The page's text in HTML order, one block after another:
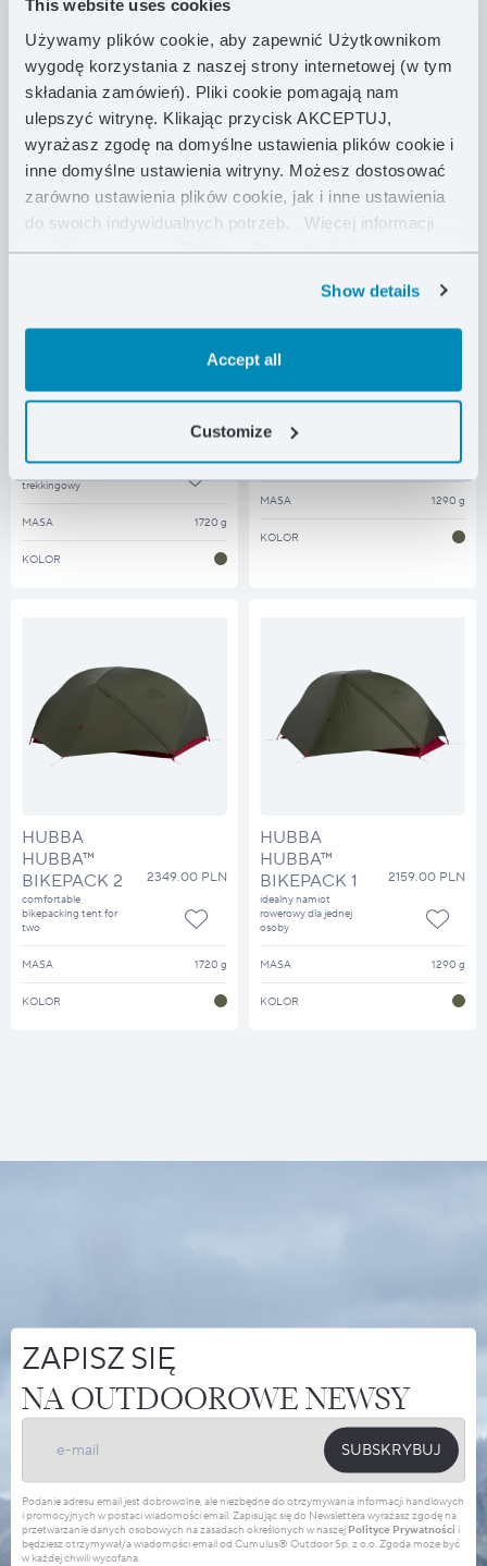
This website uses cookies
Używamy plików cookie, aby zapewnić Użytkownikom
wygodę korzystania z naszej strony internetowej (w tym
składania zamówień). Pliki cookie pomagają nam
ulepszyć witrynę. Klikając przycisk AKCEPTUJ,
wyrażasz zgodę na domyślne ustawienia plików cookie i
inne domyślne ustawienia witryny. Możesz dostosować
zarówno ustawienia plików cookie, jak i inne ustawienia
do swoich indywidualnych potrzeb.
Więcej informacji
znajdziesz w naszejPolityce Prywatności .
Show details
Accept all
Customize
2099.00 PLN
ultralekki namiot dla
jednej osoby
MASA 1060 g
KOLOR
ultralekki namiot dla
jednej osoby
MASA
2059.00 PLN
HUBBA
trekkingowy
MASA 1720 g
KOLOR
HUBBA™
NX
namiot trekkingowy
MASA 1290 g
KOLOR
2349.00 PLN
HUBBA
HUBBA™
BIKEPACK 2
comfortable
bikepacking tent for
two
MASA 1720 g
KOLOR
2159.00 PLN
HUBBA
HUBBA™
BIKEPACK 1
idealny namiot
rowerowy dla jednej
osoby
MASA 1290 g
KOLOR
ZAPISZ SIĘ
NA OUTDOOROWE NEWSY
SUBSKRYBUJ
Podanie adresu email jest dobrowolne, ale niezbędne do otrzymywania informacji handlowych
i promocyjnych w postaci wiadomości email. Zapisując się do Newslettera wyrażasz zgodę na
przetwarzanie danych osobowych na zasadach określonych w naszej Polityce Prywatności i
będziesz otrzymywał/a wiadomości email od Cumulus® Outdoor Sp. z o.o. Zgoda może być
w każdej chwili wycofana.